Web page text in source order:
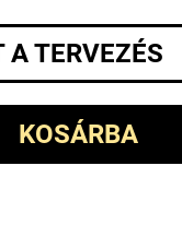
A TERVEZÉS
KOSÁRBA